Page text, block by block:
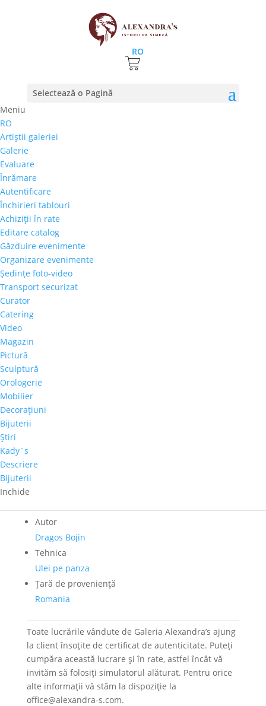
RO
Selectează o Pagină
Meniu
RO
Artiştii galeriei
Galerie
Evaluare
Înrămare
Autentificare
Închirieri tablouri
Achiziţii în rate
Editare catalog
Găzduire evenimente
Organizare evenimente
Şedinţe foto-video
Transport securizat
Curator
Catering
Video
Magazin
Pictură
Sculptură
Orologerie
Mobilier
Decoraţiuni
Bijuterii
Ştiri
Kady`s
Descriere
Bijuterii
Inchide
Prima pagină⚊Magazin
Dragos Bojin – „La taifas”
800,00
3 luni
6 luni
9 luni
12 luni
Cantitate
„La
taifas"
Perioadă
2001-2020
500 – 1.000 €
Culoare dominanta
Autor
Dragos Bojin
Tehnica
Ulei pe panza
Ţară de provenienţă
Romania
Toate lucrările vândute de Galeria Alexandra’s ajung
la client însoțite de certificat de autenticitate. Puteți
cumpăra această lucrare și în rate, astfel încât vă
invităm să folosiți simulatorul alăturat. Pentru orice
alte informații vă stăm la dispoziție la
office@alexandra-s.com.